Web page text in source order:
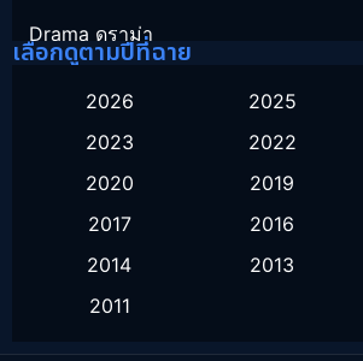
Drama ดราม่า
Family ครอบครัว
Fantasy จินตนาการ
History ประวัติศาสตร์
Horror สยองขวัญ
เลือกดูตามปีที่ฉาย
2026 2025
2023
2022
2020
2019
2017
2016
2014
2013
2011